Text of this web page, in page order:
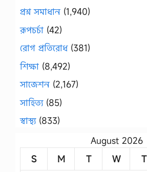
প্রশ্ন সমাধান (1,940)
রূপচর্চা (42)
রোগ প্রতিরোধ(381)
শিক্ষা (8,492)
সাজেশন (2,167)
সাহিত্য(85)
স্বাস্থ্য(833)
August 2026
S
M T W T